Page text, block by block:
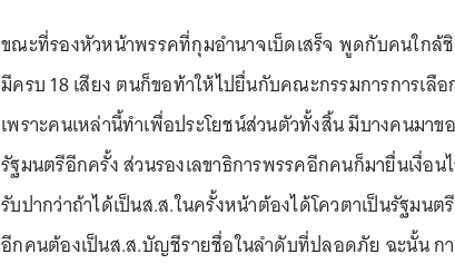
ขณะที่รองหัวหน้าพรรคที่กุมอำนาจเบ็ดเสร็จ พูดกับคนใกล้
มีครบ 18 เสียง ตนก็ขอท้าให้ไปยื่นกับคณะกรรมการการเลื
เพราะคนเหล่านี้ทำเพื่อประโยชน์ส่วนตัวทั้งสิ้น มีบางคนมาข
รัฐมนตรีอีกครั้ง ส่วนรองเลขาธิการพรรคอีกคนก็มายื่นเงื่อน
รับปากว่าถ้าได้เป็นส.ส.ในครั้งหน้าต้องได้โควตาเป็นรัฐมน
อีกคนต้องเป็นส.ส.บัญชีรายชื่อในลำดับที่ปลอดภัย ฉะนั้น ก